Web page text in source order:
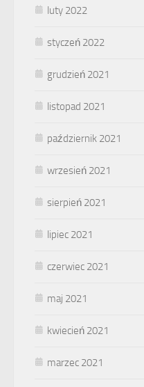
luty 2022
styczeń 2022
grudzień 2021
listopad 2021
październik 2021
wrzesień 2021
sierpień 2021
lipiec 2021
czerwiec 2021
maj 2021
kwiecień 2021
marzec 2021